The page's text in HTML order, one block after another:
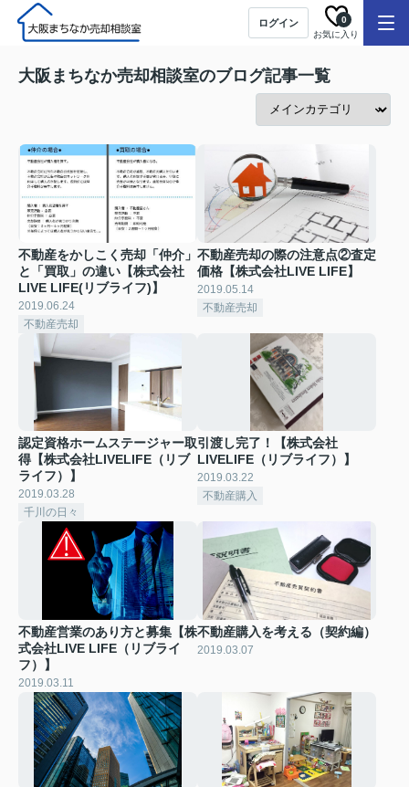
ログイン
お気に入り
0
大阪まちなか売却相談室のブログ記事一覧
不動産をかしこく売却「仲介」
と「買取」の違い【株式会社
LIVE LIFE(リブライフ)】
2019.06.24
不動産売却
不動産売却の際の注意点②査定
価格【株式会社LIVE LIFE】
2019.05.14
不動産売却
認定資格ホームステージャー取
得【株式会社LIVELIFE（リブ
ライフ）】
2019.03.28
千川の日々
引渡し完了！【株式会社
LIVELIFE（リブライフ）】
2019.03.22
不動産購入
不動産営業のあり方と募集【株
式会社LIVE LIFE（リブライ
フ）】
2019.03.11
不動産購入を考える（契約編）
2019.03.07